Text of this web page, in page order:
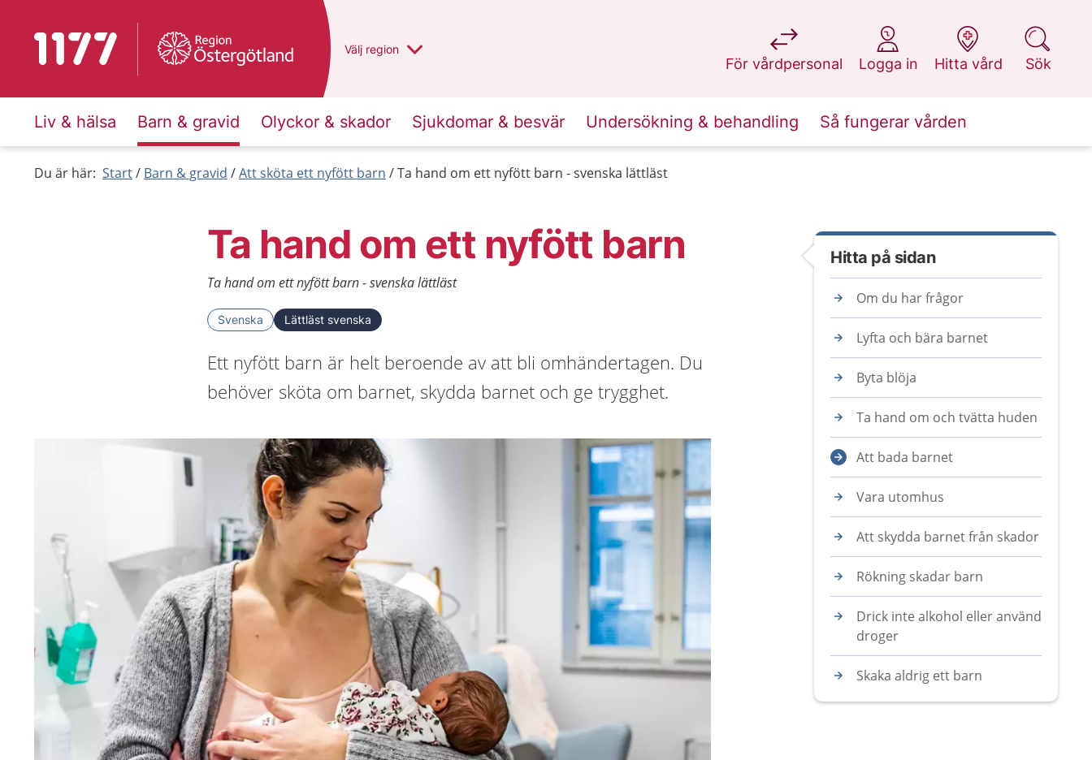
Till startsidan för 1177 Du har valt region
Välj en annan
region
För vårdpersonal
på 1177.se
Logga in
på 1177.se
Hitta vård
på 1177.se
Sök
på 1177.se
Liv & hälsa Barn & gravid Olyckor & skador Sjukdomar & besvär Undersökning & behandling Så fungerar vården
Du är här: Start Barn & gravid Att sköta ett nyfött barn Ta hand om ett nyfött barn - svenska lättläst
Ta hand om ett nyfött barn
Ta hand om ett nyfött barn - svenska lättläst
Svenska Lättläst svenska
Ett nyfött barn är helt beroende av att bli omhändertagen. Du
behöver sköta om barnet, skydda barnet och ge trygghet.
Hitta på sidan
Om du har frågor
Lyfta och bära barnet
Byta blöja
Ta hand om och tvätta huden
Att bada barnet
Vara utomhus
Att skydda barnet från skador
Rökning skadar barn
Drick inte alkohol eller använd
droger
Skaka aldrig ett barn